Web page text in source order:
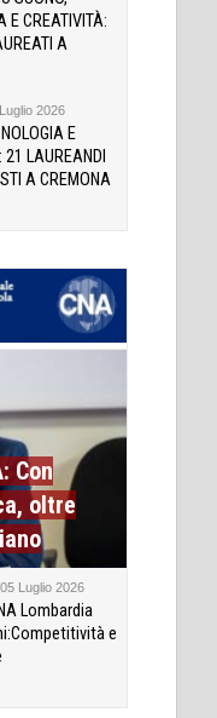
E CREATIVITÀ:
A
2026
E
21 LAUREANDI
A CREMONA
Con
oltre
Luglio 2026
Lombardia
e